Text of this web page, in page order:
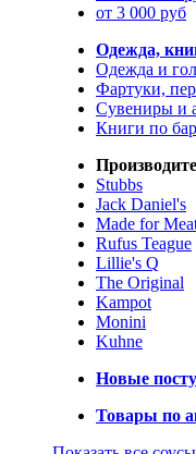
от 3 000 руб
Одежда,
Одежда и
Фартуки,
Сувениры и
Книги по
Stubbs
Jack Daniel's
Made for
Rufus Teague
Lillie's Q
The Original
Kampot
Monini
Kuhne
Новые
Товары по